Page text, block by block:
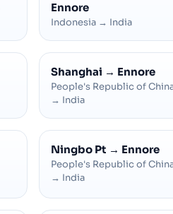
Ennore
Indonesia → India
Shanghai → Ennore
People's Republic of
→ India
Ningbo Pt → Ennore
People's Republic of
→ India